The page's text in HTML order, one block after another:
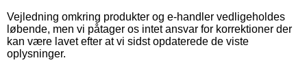
Vejledning omkring produkter og e-handler vedligeholdes
løbende, men vi påtager os intet ansvar for korrektioner der
kan være lavet efter at vi sidst opdaterede de viste
oplysninger.